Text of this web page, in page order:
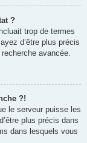
?
trop de termes
d’être plus précis
avancée.
?!
le serveur puisse les
plus précis dans
dans lesquels vous